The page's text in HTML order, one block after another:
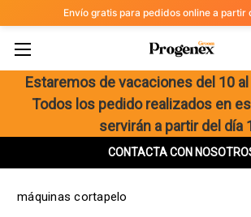
Envío gratis para pedidos online a
Estaremos de vacaciones del 10
Todos los pedido realizados en
servirán a partir del día
CONTACTA CON
Máquinas
peluquería canina,
clínica
máquinas cortapelo